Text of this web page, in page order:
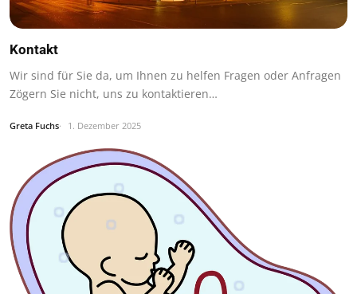
Kontakt
Wir sind für Sie da, um Ihnen zu helfen Fragen oder Anfragen
Zögern Sie nicht, uns zu kontaktieren…
Greta Fuchs 1. Dezember 2025